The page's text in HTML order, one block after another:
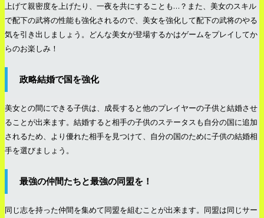
上げて親密度を上げたり、一夜を共にすることも…？また、美女のスキル
で配下の武将の性能も強化されるので、美女を強化して配下の武将のやる
気を引き出しましょう。どんな美女が登場するかはゲームをプレイしてか
らのお楽しみ！
政略結婚で国を強化
美女との間にできる子供は、成長すると他のプレイヤーの子供と結婚させ
ることが出来ます。結婚すると相手の子供のステータスも自分の国に追加
されるため、より優れた相手を見つけて、自分の国のために子供の結婚相
手を選びましょう。
最強の仲間たちと最強の同盟を！
同じ志を持った仲間を集めて同盟を組むことが出来ます。同盟は同じサー